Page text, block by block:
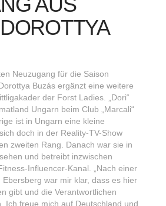
Neuzugang für die Saison
Buzás ergänzt eine weitere
der Forst Ladies. „Dori“
Ungarn beim Club „Marcali“
ist in Ungarn eine kleine
doch in der Reality-TV-Show
zweiten Rang. Danach war sie in
und betreibt inzwischen
Influencer-Kanal. „Nach einer
war mir klar, dass es hier
gibt und die Verantwortlichen
Ich freue mich auf Deutschland und